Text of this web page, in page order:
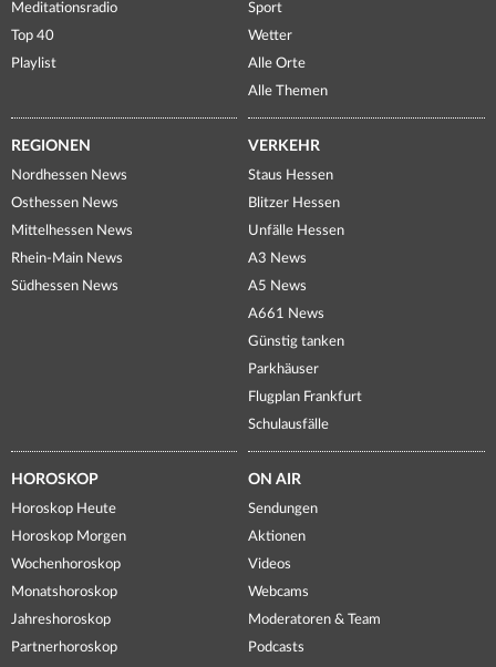
Meditationsradio
Top 40
Playlist
Sport
Wetter
Alle Orte
Alle Themen
REGIONEN
Nordhessen News
Osthessen News
Mittelhessen News
Rhein-Main News
Südhessen News
VERKEHR
Staus Hessen
Blitzer Hessen
Unfälle Hessen
A3 News
A5 News
A661 News
Günstig tanken
Parkhäuser
Flugplan Frankfurt
Schulausfälle
HOROSKOP
Horoskop Heute
Horoskop Morgen
Wochenhoroskop
Monatshoroskop
Jahreshoroskop
Partnerhoroskop
ON AIR
Sendungen
Aktionen
Videos
Webcams
Moderatoren & Team
Podcasts